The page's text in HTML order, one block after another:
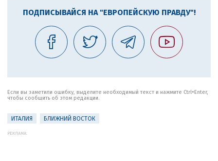
ПОДПИСЫВАЙСЯ НА "ЕВРОПЕЙСКУЮ ПРАВДУ"!
Если вы заметили ошибку, выделите необходимый текст и нажмите Ctrl+Enter,
чтобы сообщить об этом редакции.
ИТАЛИЯ БЛИЖНИЙ ВОСТОК
РЕКЛАМА: